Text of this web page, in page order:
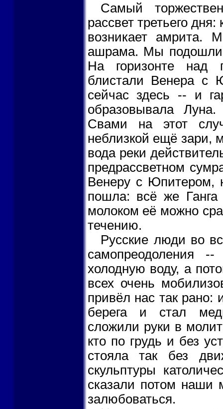
Самый
рассвет третьего
возникает амрита.
ашрама. Мы подошли
На горизонте над
блистали Венера с
сейчас здесь -- и
образовывала
Свами на этот
неблизкой ещё зари,
вода реки
предрассветном
Венеру с Юпитером,
пошла: всё же
молоком её можно
течению.
Русские люди во
самопреодоления
холодную воду, а
всех очень
привёл нас так рано:
берега и стал
сложили руки в
кто по грудь и без
стояла так без
скульптуры
сказали потом наши
залюбоваться.